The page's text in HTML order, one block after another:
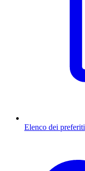
Elenco dei preferiti